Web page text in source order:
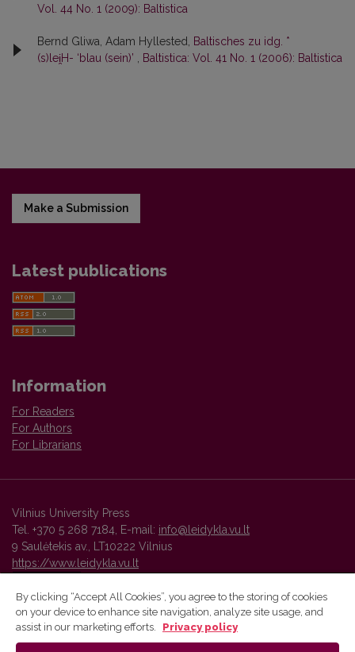
Vol. 44 No. 1 (2009): Baltistica
Bernd Gliwa, Adam Hyllested, Baltisches zu idg. *
(s)lei̯H- ‘blau (sein)’ , Baltistica: Vol. 41 No. 1 (2006): Baltistica
Make a Submission
Latest publications
Information
For Readers
For Authors
For Librarians
Vilnius University Press
Tel. +370 5 268 7184, E-mail: info@leidykla.vu.lt
9 Saulėtekis av., LT10222 Vilnius
https://www.leidykla.vu.lt
Vilnius University Press platform and metadata are distributed by
By clicking “Accept All Cookies”, you agree to the storing of cookies
on your device to enhance site navigation, analyze site usage, and
assist in our marketing efforts.
Privacy policy